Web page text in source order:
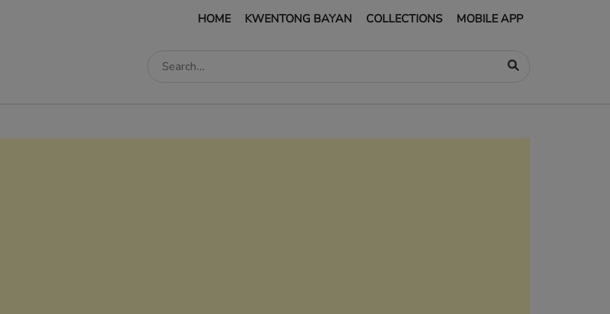
HOME KWENTONG BAYAN COLLECTIONS MOBILE APP